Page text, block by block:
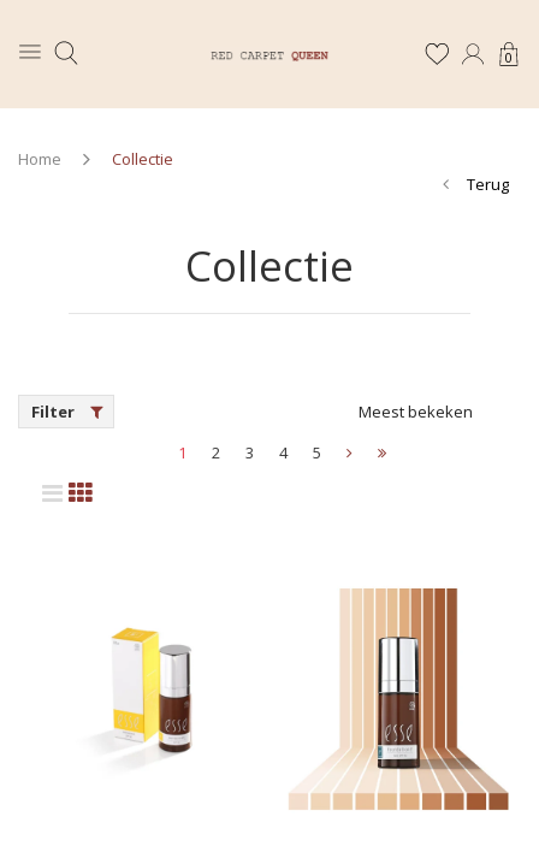
0
Home
Collectie
Terug
Collectie
Filter
Meest bekeken
1
2 3 4 5